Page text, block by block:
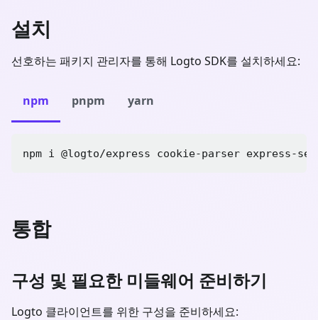
설치
선호하는 패키지 관리자를 통해 Logto SDK를 설치하세요:
npm pnpm yarn
npm i @logto/express cookie-parser express-
통합
구성 및 필요한 미들웨어 준비하기
Logto 클라이언트를 위한 구성을 준비하세요: